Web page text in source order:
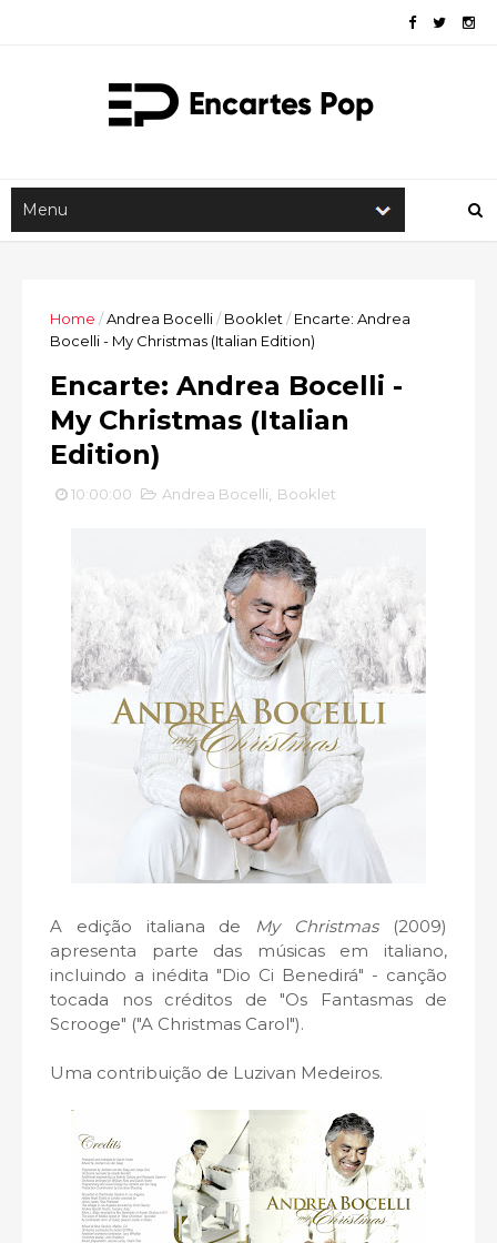
Home /Andrea Bocelli/ Booklet / Encarte: Andrea
Bocelli - My Christmas (Italian Edition)
Encarte: Andrea Bocelli -
My Christmas (Italian
Edition)
10:00:00 Andrea Bocelli Booklet
A edição italiana de My Christmas
(2009)
apresenta parte das músicas em italiano,
incluindo a inédita "Dio Ci Benedirá" - canção
tocada nos créditos de "Os Fantasmas de
Scrooge" ("A Christmas Carol").
Uma contribuição de Luzivan Medeiros.